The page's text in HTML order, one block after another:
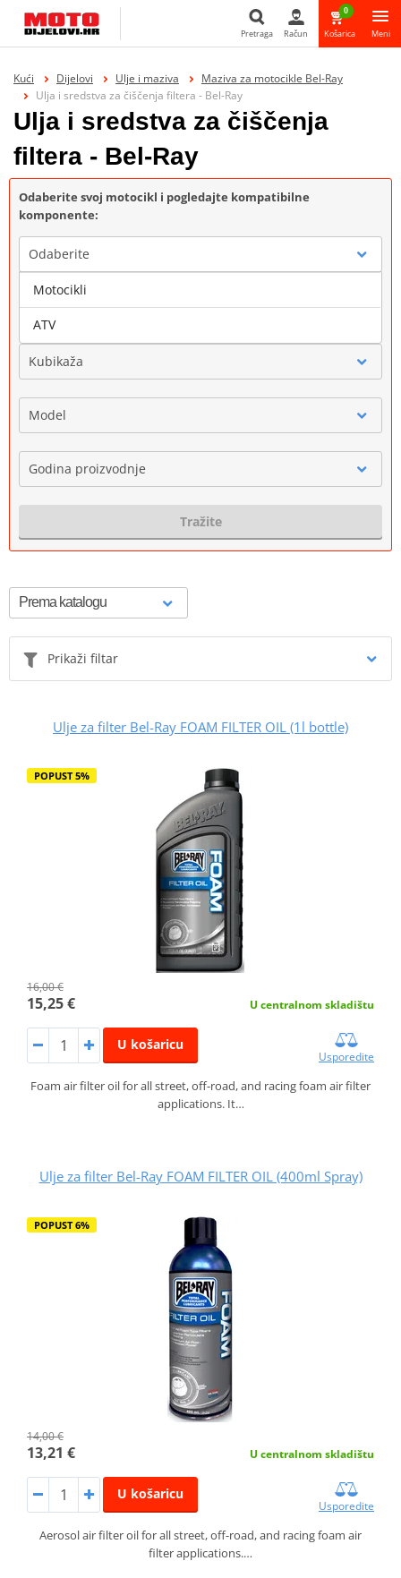
Pretraga
Pretraga Račun
0
Košarica Meni
Kući Dijelovi Ulje i maziva
Maziva za motocikle Bel-Ray
Ulja i sredstva za čiščenja filtera - Bel-Ray
Ulja i sredstva za čiščenja
filtera - Bel-Ray
Odaberite svoj motocikl i pogledajte kompatibilne
komponente:
Odaberite
Marka
Kubikaža
Model
Godina proizvodnje
Tražite
Prikaži filtar
Ulje za filter Bel-Ray FOAM FILTER OIL (1l bottle)
POPUST 5%
16,00 €
15,25 € U centralnom skladištu
U košaricu
Usporedite
Foam air filter oil for all street, off-road, and racing foam air filter
applications. It…
Ulje za filter Bel-Ray FOAM FILTER OIL (400ml Spray)
POPUST 6%
14,00 €
13,21 € U centralnom skladištu
U košaricu
Usporedite
Aerosol air filter oil for all street, off-road, and racing foam air
filter applications.…
Motocikli
ATV